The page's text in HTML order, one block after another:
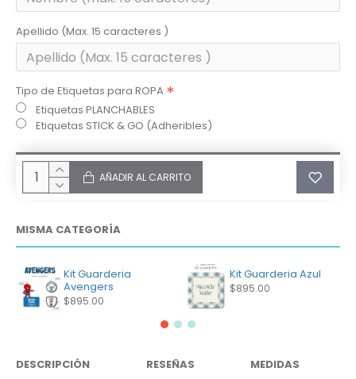
Apellido (Max. 15 caracteres )
Tipo de Etiquetas para ROPA
Etiquetas PLANCHABLES
Etiquetas STICK & GO (Adheribles)
AÑADIR AL CARRITO
MISMA CATEGORÍA
Kit Guarderia
Avengers
$895.00
Kit Guarderia Azul
$895.00
DESCRIPCIÓN RESEÑAS MEDIDAS